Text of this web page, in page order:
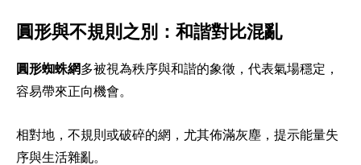
圓形與不規則之別：和諧對比混亂
圓形蜘蛛網多被視為秩序與和諧的象徵，代表氣場穩定，
容易帶來正向機會。
相對地，不規則或破碎的網，尤其佈滿灰塵，提示能量失
序與生活雜亂。